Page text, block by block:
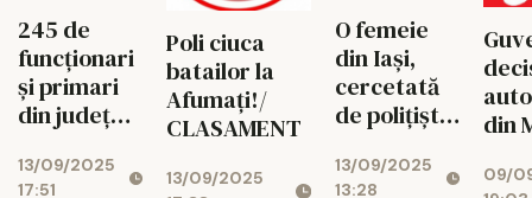
245 de
funcționari
și primari
din județul
deschis
13/09/2025
17:51
Poli ciuca
batailor la
Afumați!/
CLASAMENT
13/09/2025
O femeie
din Iaşi,
cercetată
de poliţişti
prins un
13/09/2025
13:28
din
a
09/